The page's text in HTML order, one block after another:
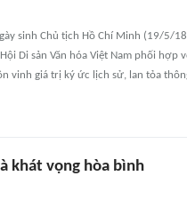
sinh Chủ tịch Hồ Chí Minh (19/5/
Di sản Văn hóa Việt Nam phối hợp
vinh giá trị ký ức lịch sử, lan tỏa
khát vọng hòa bình